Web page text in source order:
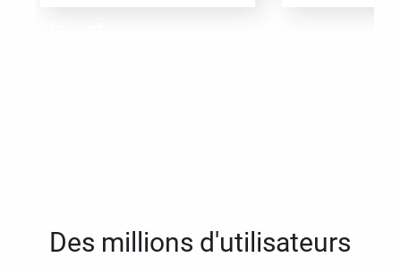
Des millions d'utilisateurs